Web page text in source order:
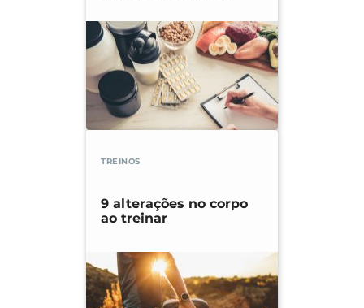
TREINOS
9 alterações no corpo
ao treinar